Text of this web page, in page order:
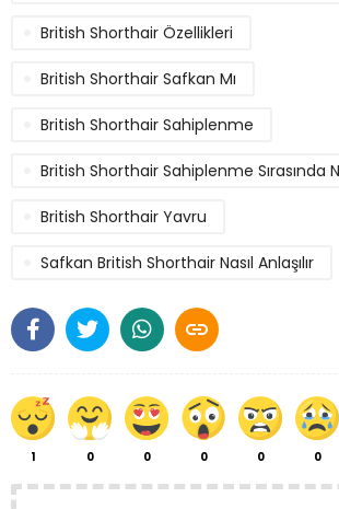

1 0 0 0 0 0
British Shorthair Özellikleri
British Shorthair Safkan Mı
British Shorthair Sahiplenme
British Shorthair Sahiplenme Sırasında
British Shorthair Yavru
Safkan British Shorthair Nasıl Anlaşılır